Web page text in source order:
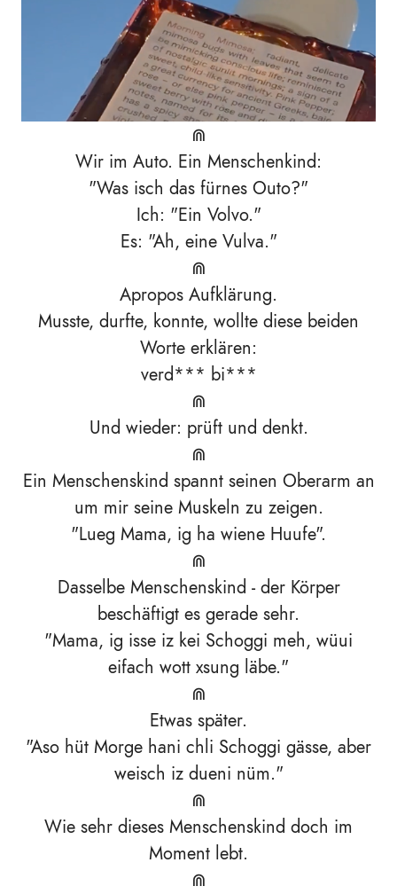
⋒
Wir im Auto. Ein Menschenkind:
"Was isch das fürnes Outo?"
Ich: "Ein Volvo."
Es: "Ah, eine Vulva."
⋒
Apropos Aufklärung.
Musste, durfte, konnte, wollte diese beiden
Worte erklären:
verd*** bi***
⋒
Und wieder: prüft und denkt.
⋒
Ein Menschenskind spannt seinen Oberarm an
um mir seine Muskeln zu zeigen.
"Lueg Mama, ig ha wiene Huufe".
⋒
Dasselbe Menschenskind - der Körper
beschäftigt es gerade sehr.
"Mama, ig isse iz kei Schoggi meh, wüui
eifach wott xsung läbe."
⋒
Etwas später.
"Aso hüt Morge hani chli Schoggi gässe, aber
weisch iz dueni nüm."
⋒
Wie sehr dieses Menschenskind doch im
Moment lebt.
⋒